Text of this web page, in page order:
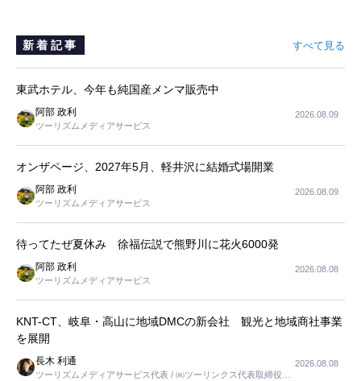
新着記事 すべて見る
東武ホテル、今年も純国産メンマ販売中
阿部 政利
ツーリズムメディアサービス
2026.08.09
オンザページ、2027年5月、軽井沢に結婚式場開業
阿部 政利
ツーリズムメディアサービス
2026.08.09
待ってたぜ夏休み 徐福伝説で熊野川に花火6000発
阿部 政利
ツーリズムメディアサービス
2026.08.08
KNT-CT、岐阜・高山に地域DMCの新会社 観光と地域商社事業
を展開
長木 利通
ツーリズムメディアサービス代表 / ㈱ツーリンクス代表取締役社
2026.08.08